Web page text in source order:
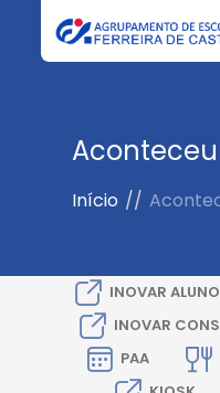
Aconteceu
Início //
INOVAR
INOVAR
PAA